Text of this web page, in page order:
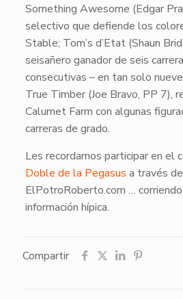
Something Awesome (Edgar
selectivo que defiende los
Stable; Tom’s d’Etat(Shaun
seisañero ganador de seis
consecutivas – en tan solo
True Timber(Joe Bravo, PP 7),
Calumet Farm con algunas
carreras de grado.
Les recordamos participar en el
Doble de la Pegasus a través de
ElPotroRoberto.com …
información hípica.
Compartir